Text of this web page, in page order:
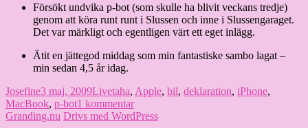
Försökt undvika p-bot (som skulle ha blivit veckans tredje)
genom att köra runt runt i Slussen och inne i Slussengaraget.
Det var märkligt och egentligen värt ett eget inlägg.
Ätit en jättegod middag som min fantastiske sambo lagat –
min sedan 4,5 år idag.
Författare
JosefinePublicerat
den
3 maj, 2009Kategorier
LivetEtiketter
aha, Apple, bil, deklaration, iPhone,
MacBook, p-bot1 kommentartill
Idag
Granding.nu Drivs med WordPress